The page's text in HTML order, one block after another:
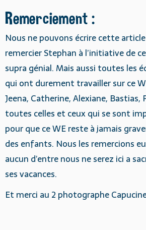
Remerciement :
Nous ne pouvons écrire cette
remercier Stephan à l’initiative de
supra génial. Mais aussi toutes les
qui ont durement travailler sur ce
Jeena, Catherine, Alexiane, Bastias,
toutes celles et ceux qui se sont
pour que ce WE reste à jamais
des enfants. Nous les remercions
aucun d’entre nous ne serez ici a
ses vacances.
Et merci au 2 photographe